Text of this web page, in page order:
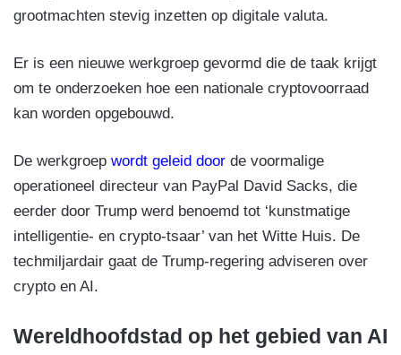
grootmachten stevig inzetten op digitale valuta.
Er is een nieuwe werkgroep gevormd die de taak krijgt
om te onderzoeken hoe een nationale cryptovoorraad
kan worden opgebouwd.
De werkgroep wordt geleid door de voormalige
operationeel directeur van PayPal David Sacks, die
eerder door Trump werd benoemd tot ‘kunstmatige
intelligentie- en crypto-tsaar’ van het Witte Huis. De
techmiljardair gaat de Trump-regering adviseren over
crypto en AI.
Wereldhoofdstad op het gebied van AI